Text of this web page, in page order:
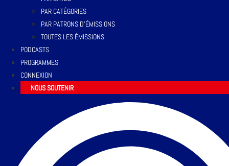
PAR CATÉGORIES
PAR PATRONS D’ÉMISSIONS
TOUTES LES ÉMISSIONS
PODCASTS
PROGRAMMES
CONNEXION
NOUS SOUTENIR